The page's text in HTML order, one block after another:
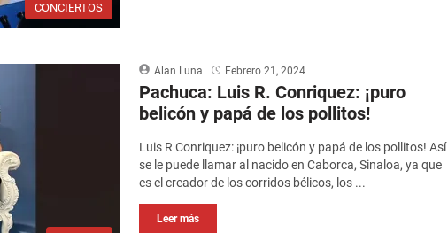
CONCIERTOS
Alan Luna Febrero 21, 2024
Pachuca: Luis R. Conriquez: ¡puro
belicón y papá de los pollitos!
Luis R Conriquez: ¡puro belicón y papá de los pollitos! Así
se le puede llamar al nacido en Caborca, Sinaloa, ya que
es el creador de los corridos bélicos, los ...
Leer más